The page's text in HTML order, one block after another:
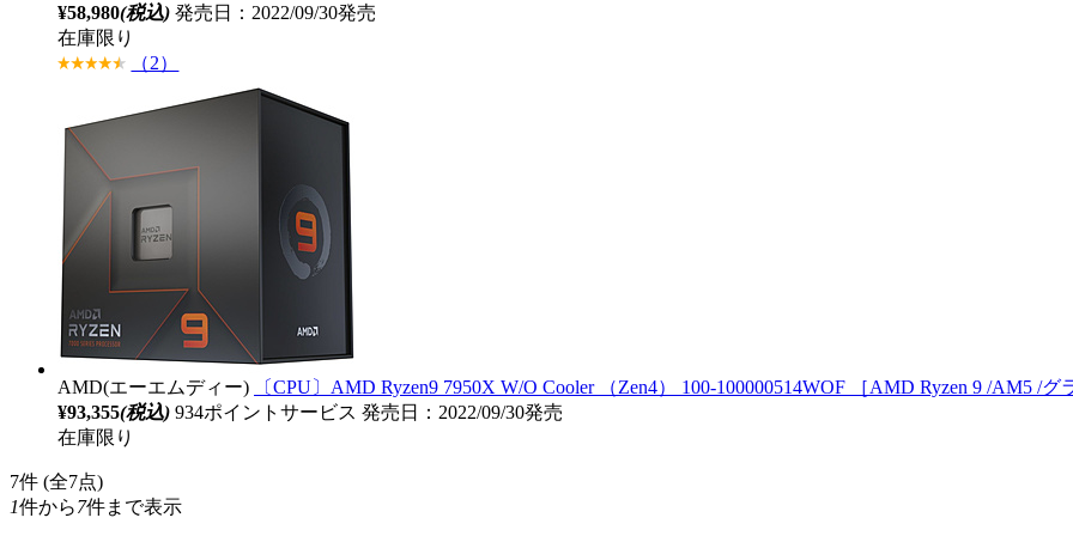
¥58,980(税込) 発売日：2022/09/30発売
在庫限り
（2）
AMD(エーエムディー)
〔CPU〕AMD Ryzen9 7950X W/O Cooler （Zen4） 100-100000514WOF ［AMD Ryzen 9 /AM5 /グ
¥93,355(税込) 934ポイントサービス 発売日：2022/09/30発売
在庫限り
7件 (全7点)
1件から7件まで表示